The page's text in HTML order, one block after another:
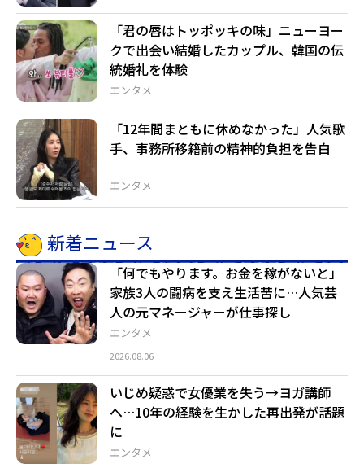
エンタメ
「君の唇はトッポッキの味」ニューヨー
クで出会い結婚したカップル、韓国の伝
統婚礼を体験
エンタメ
「12年間まともに休めなかった」人気歌
手、事務所移籍前の精神的負担を告白
新着ニュース
エンタメ
「何でもやります。お金を稼がないと」
家族3人の闘病を支え生活苦に…人気芸
人の元マネージャーが仕事探し
2026.08.06
エンタメ
いじめ疑惑で女優業を失う→ヨガ講師
へ…10年の経験を生かした再出発が話題
に